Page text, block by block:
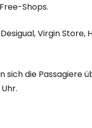
Shops.
Virgin Store,
die Passagiere